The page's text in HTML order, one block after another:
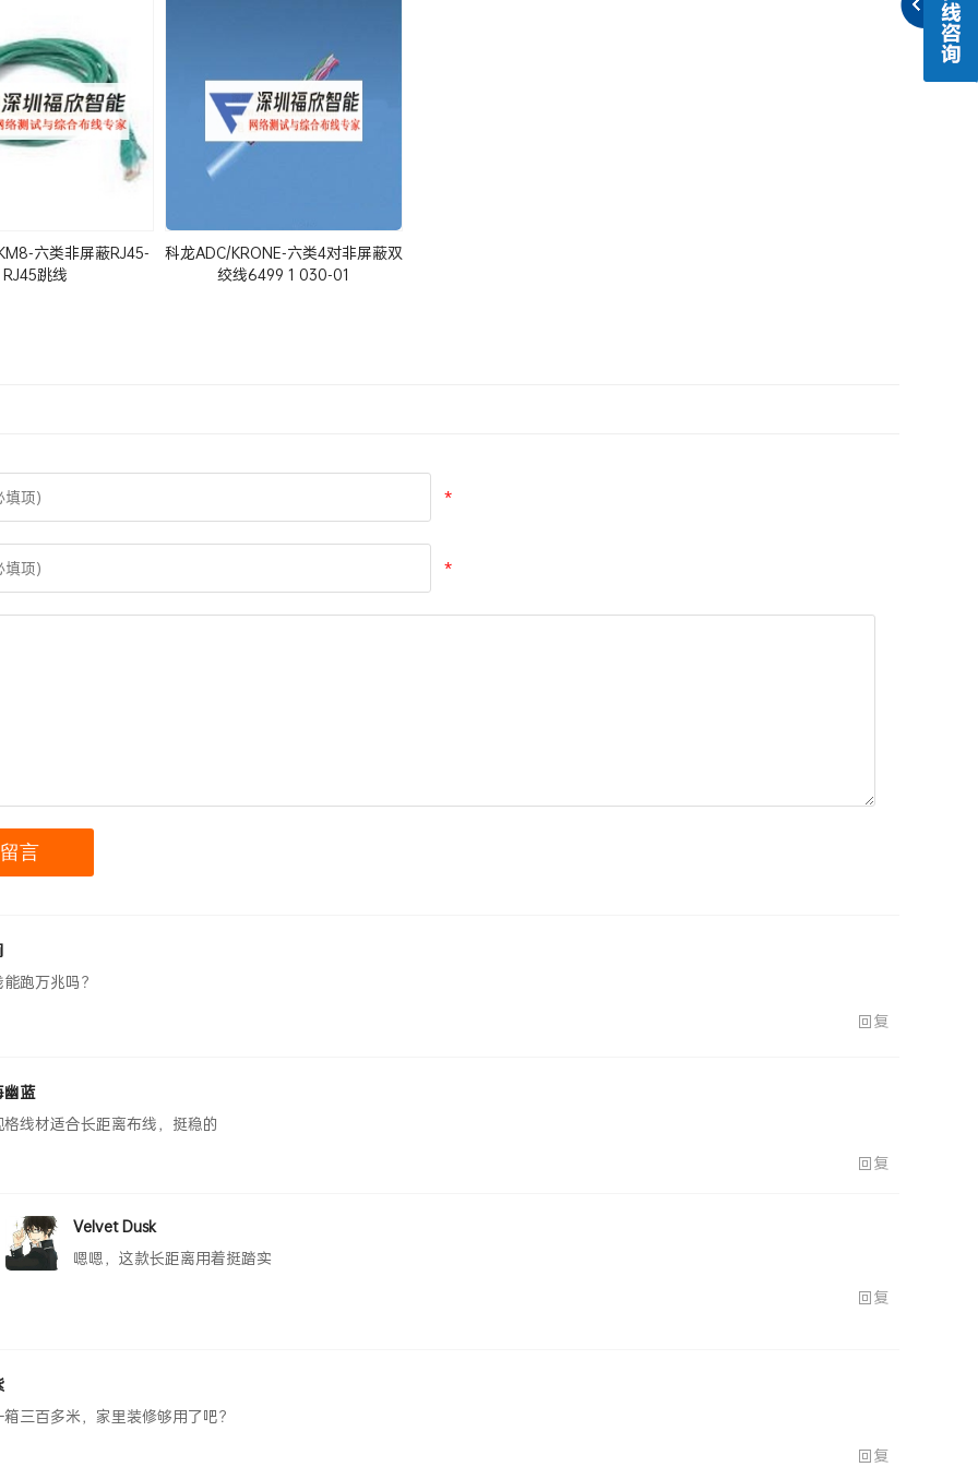
六类非屏蔽RJ45-
RJ45跳线
科龙ADC/KRONE-六类4对非屏蔽双
绞线6499 1 030-01
*
*
跑万兆吗？
回复
幽蓝
格线材适合长距离布线，挺稳的
回复
Velvet Dusk
嗯嗯，这款长距离用着挺踏实
回复
三百多米，家里装修够用了吧？
回复